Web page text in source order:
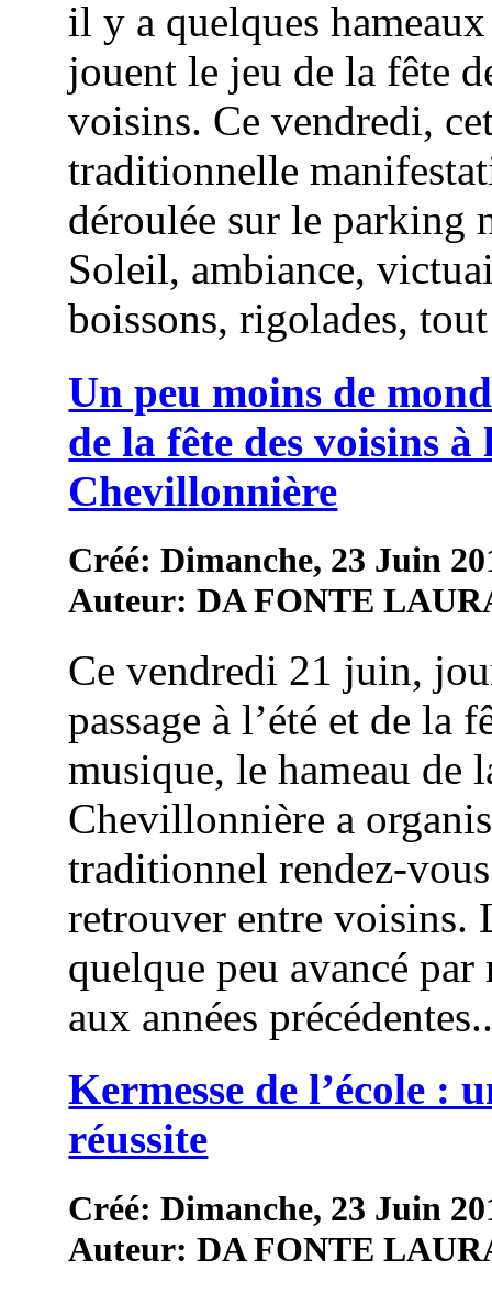
il y a quelques
jouent le jeu de la fête
voisins. Ce vendredi,
traditionnelle
déroulée sur le parking
Soleil, ambiance,
boissons, rigolades,
Un peu moins de
de la fête des voisins à
Chevillonnière
Créé: Dimanche, 23 Juin
Auteur: DA FONTE
Ce vendredi 21 juin,
passage à l’été et de la
musique, le hameau de
Chevillonnière a
traditionnel rendez-
retrouver entre voisins.
quelque peu avancé par
aux années
Kermesse de l’école :
réussite
Créé: Dimanche, 23 Juin
Auteur: DA FONTE